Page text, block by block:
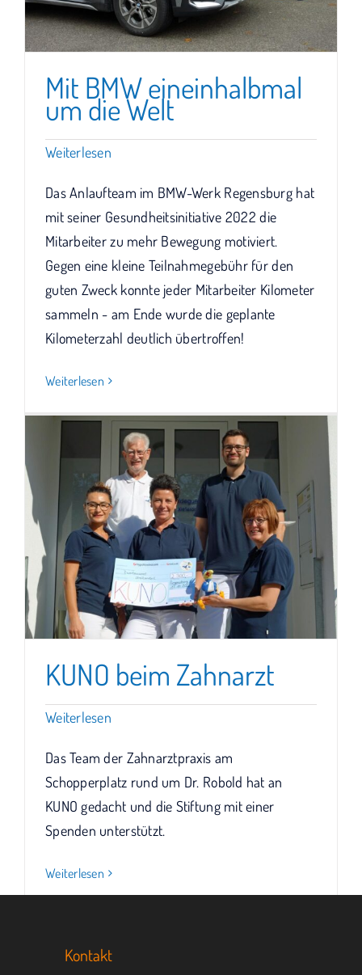
Mit BMW eineinhalbmal
um die Welt
Weiterlesen
Das Anlaufteam im BMW-Werk Regensburg hat
mit seiner Gesundheitsinitiative 2022 die
Mitarbeiter zu mehr Bewegung motiviert.
Gegen eine kleine Teilnahmegebühr für den
guten Zweck konnte jeder Mitarbeiter Kilometer
sammeln - am Ende wurde die geplante
Kilometerzahl deutlich übertroffen!
Weiterlesen
KUNO beim Zahnarzt
Weiterlesen
Das Team der Zahnarztpraxis am
Schopperplatz rund um Dr. Robold hat an
KUNO gedacht und die Stiftung mit einer
Spenden unterstützt.
Weiterlesen
Kontakt